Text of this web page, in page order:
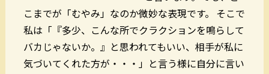
こまでが「むやみ」なのか微妙な表現です。 そこで
私は「『多少、こんな所でクラクションを鳴らして
バカじゃないか。』と思われてもいい、相手が私に
気づいて くれた方が ・・・」と言う様に自分に言い